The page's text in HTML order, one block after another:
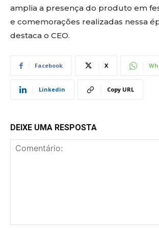
amplia a presença do produto em
e comemorações realizadas nessa
destaca o CEO.
Facebook X
Linkedin Copy URL
DEIXE UMA RESPOSTA